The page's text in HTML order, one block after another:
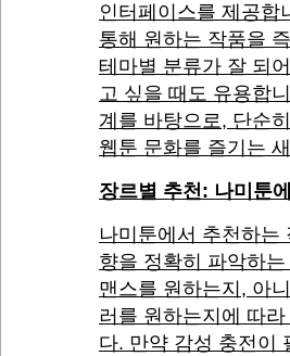
인터페이스를 제공합
통해 원하는 작품을
테마별 분류가 잘 되
고 싶을 때도 유용합
계를 바탕으로, 단순
웹툰 문화를 즐기는
장르별 추천: 나미툰
나미툰에서 추천하는
향을 정확히 파악하
맨스를 원하는지, 아
러를 원하는지에 따
다. 만약 감성 충전이